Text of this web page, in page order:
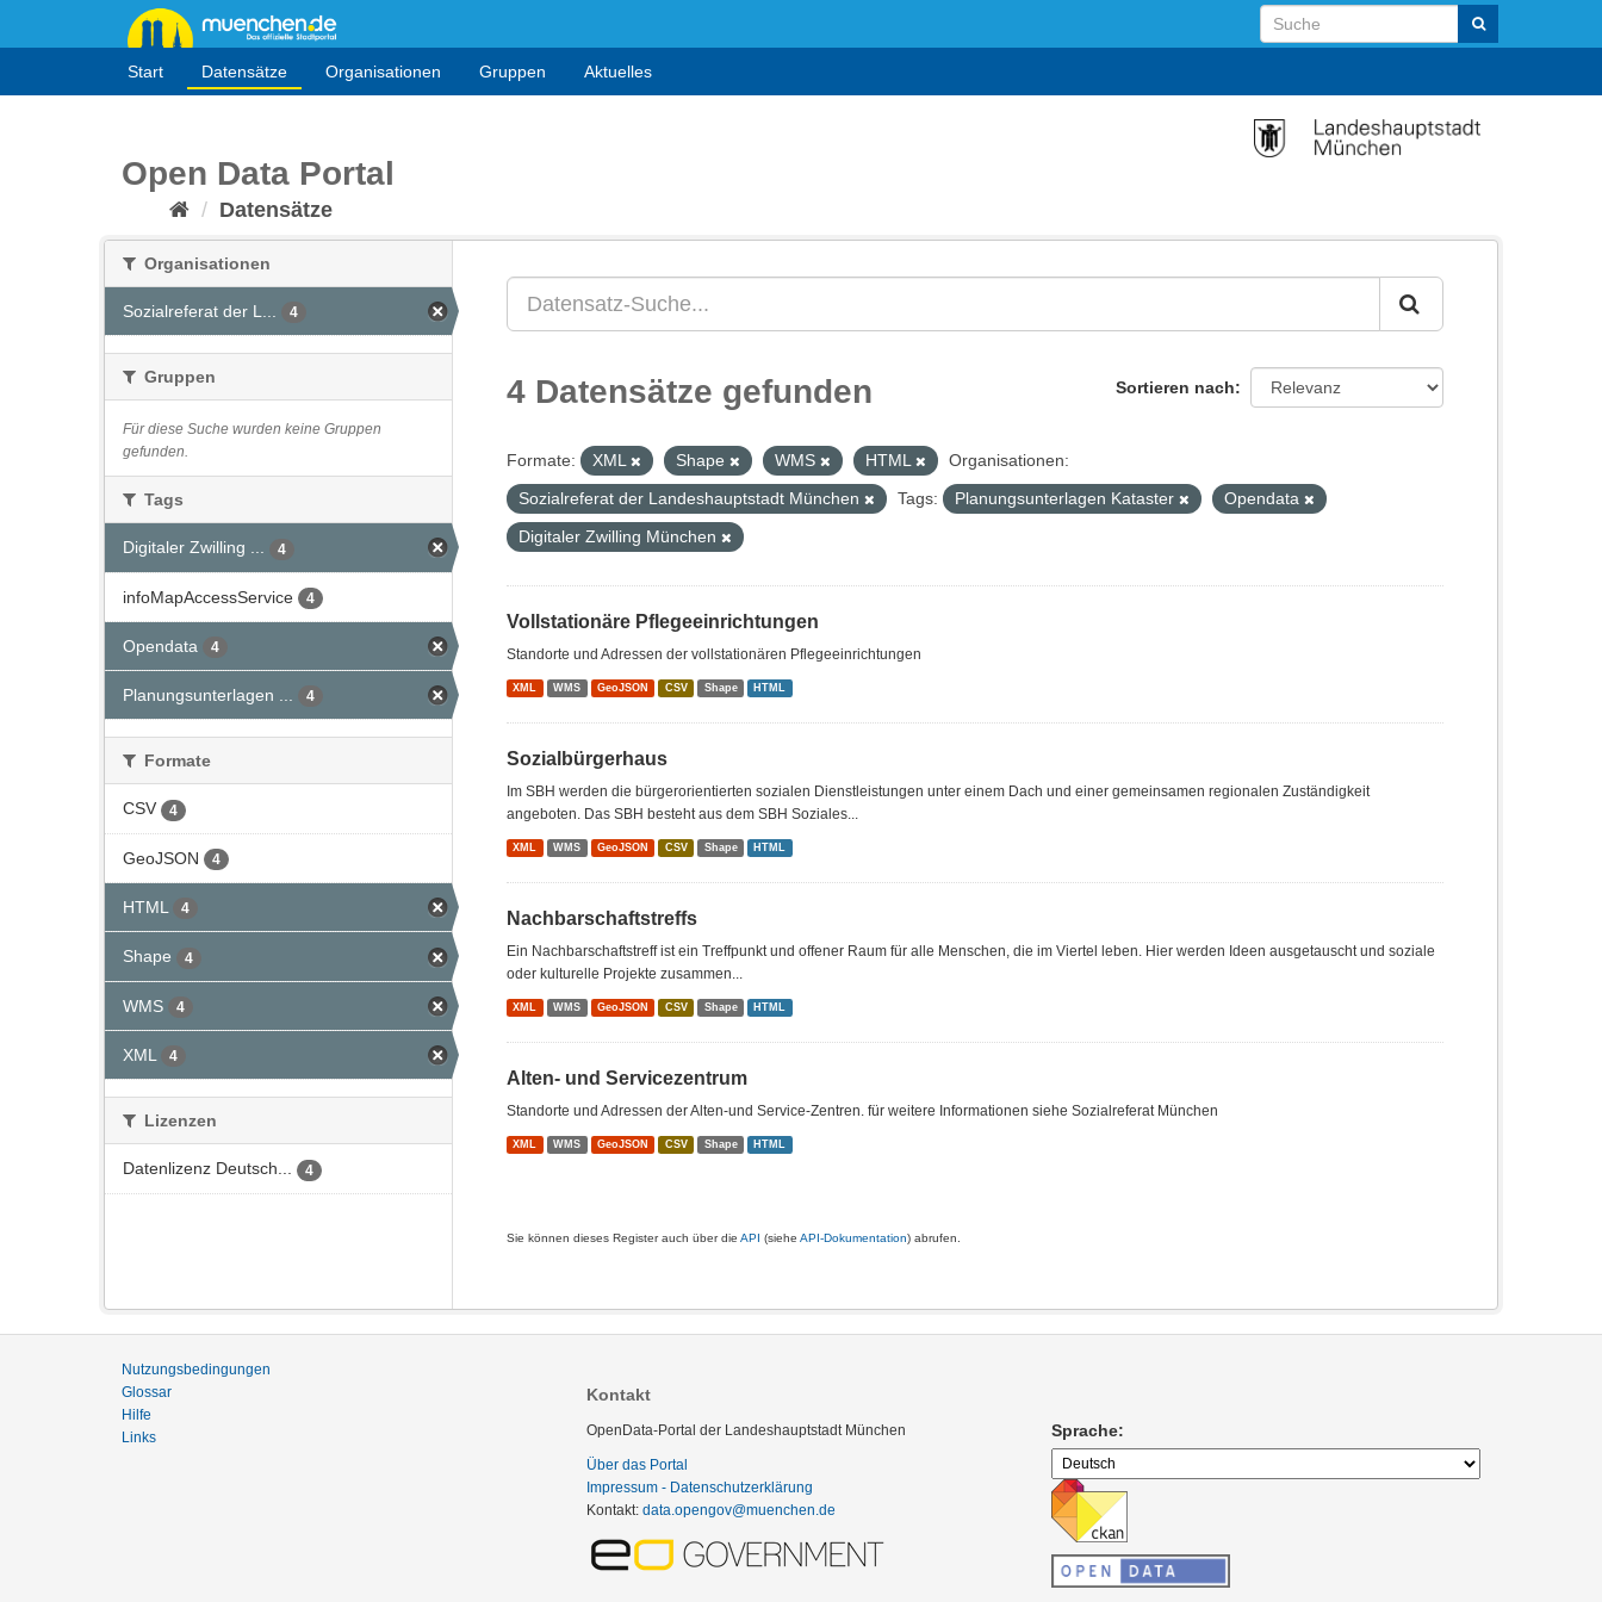
Start Datensätze Organisationen Gruppen Aktuelles
Open Data Portal
Datensätze
Organisationen
Sozialreferat der L... 4
Gruppen
Für diese Suche wurden keine Gruppen
gefunden.
Tags
Digitaler Zwilling ... 4
infoMapAccessService 4
Opendata 4
Planungsunterlagen ... 4
Formate
CSV 4
GeoJSON 4
HTML 4
Shape 4
WMS 4
XML 4
Lizenzen
Datenlizenz Deutsch... 4
Sortieren nach
4 Datensätze gefunden
Formate: XML Shape WMS HTML
Organisationen:
Sozialreferat der Landeshauptstadt München
Tags: Planungsunterlagen Kataster
Opendata
Digitaler Zwilling München
Vollstationäre Pflegeeinrichtungen
Standorte und Adressen der vollstationären Pflegeeinrichtungen
XML WMS GeoJSON CSV Shape HTML
Sozialbürgerhaus
Im SBH werden die bürgerorientierten sozialen Dienstleistungen unter einem Dach und einer gemeinsamen regionalen Zuständigkeit
angeboten. Das SBH besteht aus dem SBH Soziales...
XML WMS GeoJSON CSV Shape HTML
Nachbarschaftstreffs
Ein Nachbarschaftstreff ist ein Treffpunkt und offener Raum für alle Menschen, die im Viertel leben. Hier werden Ideen ausgetauscht und soziale
oder kulturelle Projekte zusammen...
XML WMS GeoJSON CSV Shape HTML
Alten- und Servicezentrum
Standorte und Adressen der Alten-und Service-Zentren. für weitere Informationen siehe Sozialreferat München
XML WMS GeoJSON CSV Shape HTML
Sie können dieses Register auch über die API (siehe API-Dokumentation) abrufen.
Nutzungsbedingungen
Glossar
Hilfe
Links
Kontakt
OpenData-Portal der Landeshauptstadt München
Über das Portal
Impressum - Datenschutzerklärung
Kontakt: data.opengov@muenchen.de
Sprache